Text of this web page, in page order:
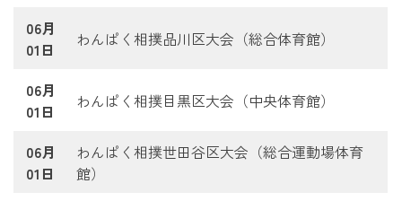
06月
01日
わんぱく相撲品川区大会（総合体育館）
06月
01日
わんぱく相撲目黒区大会（中央体育館）
06月
01日
わんぱく相撲世田谷区大会（総合運動場体育
館）